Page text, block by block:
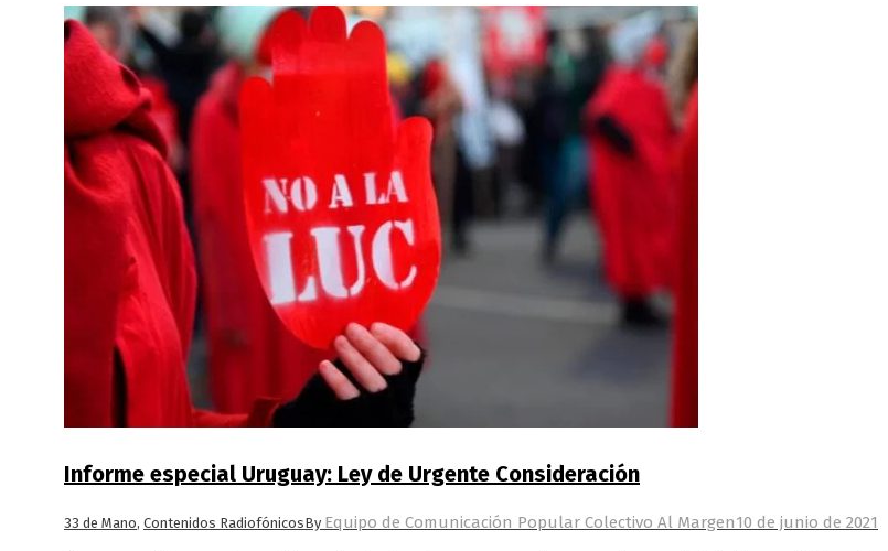
Informe especial Uruguay: Ley de Urgente Consideración
33 de Mano, Contenidos RadiofónicosBy Equipo de Comunicación Popular Colectivo Al Margen10 de junio de 2021